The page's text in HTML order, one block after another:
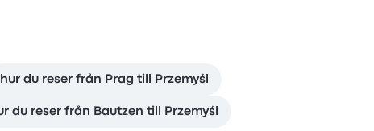
hur du reser från Prag till Przemyśl
du reser från Bautzen till Przemyśl